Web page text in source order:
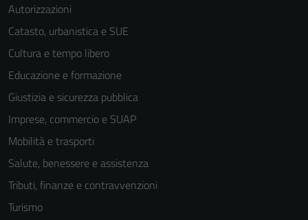
Autorizzazioni
Catasto, urbanistica e SUE
Cultura e tempo libero
Educazione e formazione
Giustizia e sicurezza pubblica
Imprese, commercio e SUAP
Mobilità e trasporti
Salute, benessere e assistenza
Tributi, finanze e contravvenzioni
Turismo